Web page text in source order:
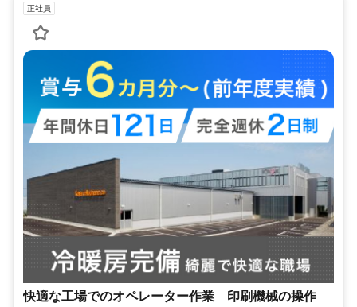
正社員
快適な⼯場でのオペレーター作業 印刷機械の操作